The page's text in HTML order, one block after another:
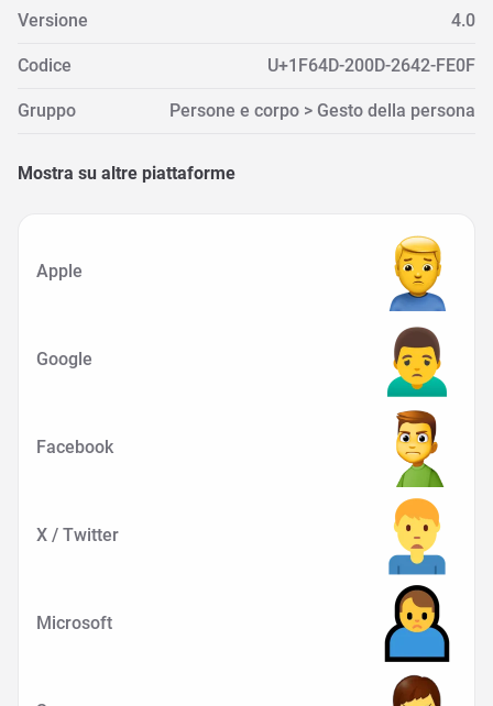
Versione 4.0
Codice U+1F64D-200D-2642-FE0F
Gruppo Persone e corpo > Gesto della persona
Mostra su altre piattaforme
Apple
Google
Facebook
X / Twitter
Microsoft